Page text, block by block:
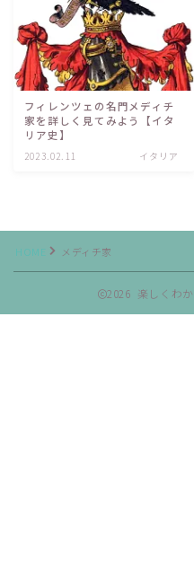
質問・お問い合わせ等はこ
フィレンツェの名門メディチ
家を詳しく見てみよう【イタ
リア史】
2023.02.11 イタリア
HOME メディチ家
2026 楽しくわ